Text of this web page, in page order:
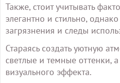
Также, стоит учитывать
элегантно и стильно,
загрязнения и следы
Стараясь создать уютную
светлые и темные оттенки,
визуального эффекта.